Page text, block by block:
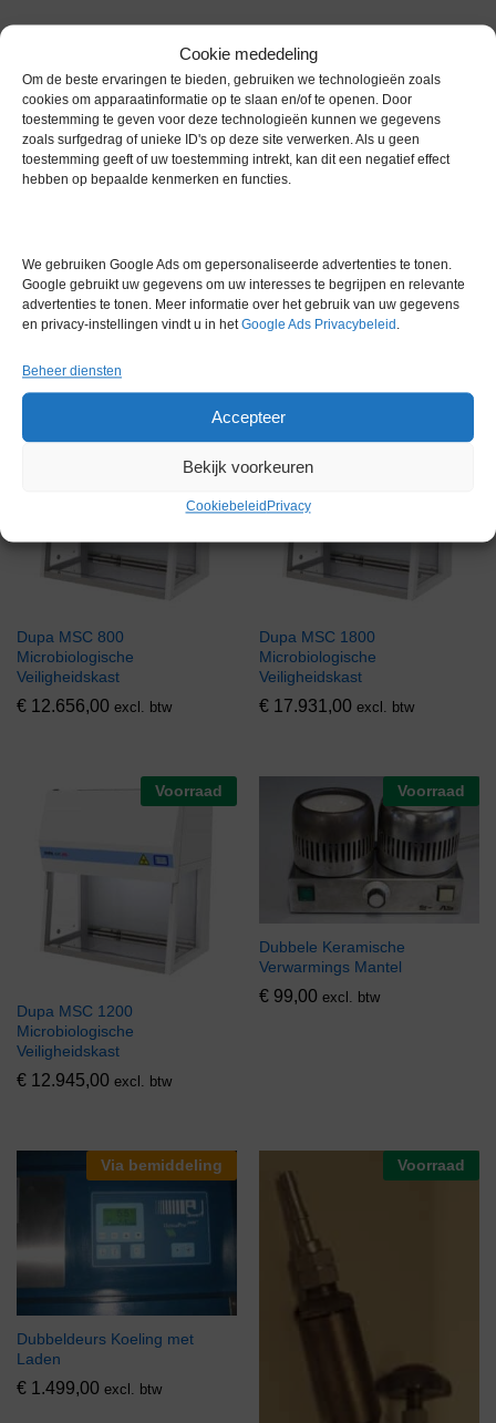
Cookie mededeling
Om de beste ervaringen te bieden, gebruiken we technologieën zoals
cookies om apparaatinformatie op te slaan en/of te openen. Door
toestemming te geven voor deze technologieën kunnen we gegevens
zoals surfgedrag of unieke ID's op deze site verwerken. Als u geen
toestemming geeft of uw toestemming intrekt, kan dit een negatief effect
hebben op bepaalde kenmerken en functies.
We gebruiken Google Ads om gepersonaliseerde advertenties te tonen.
Google gebruikt uw gegevens om uw interesses te begrijpen en relevante
advertenties te tonen. Meer informatie over het gebruik van uw gegevens
en privacy-instellingen vindt u in hetGoogle Ads Privacybeleid .
Beheer diensten
Accepteer
Bekijk voorkeuren
Cookiebeleid Privacy
Gereserveerd
Dupa HSC UTS ergo LD
Dupa Premium XL-V1
Veiligheidskast
Gereserveerd
Voorraad
Dupa MSC 800
Microbiologische
Veiligheidskast
€ 12.656,00 excl. btw
Dupa MSC 1800
Microbiologische
Veiligheidskast
€ 17.931,00 excl. btw
Voorraad
Dupa MSC 1200
Microbiologische
Veiligheidskast
€ 12.945,00 excl. btw
Voorraad
Dubbele Keramische
Verwarmings Mantel
€ 99,00 excl. btw
Via bemiddeling
Dubbeldeurs Koeling met
Laden
€ 1.499,00 excl. btw
Voorraad